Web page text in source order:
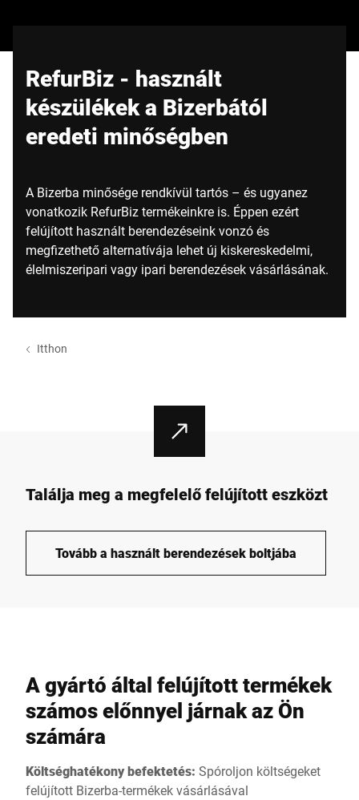
RefurBiz - használt
készülékek a Bizerbától
eredeti minőségben
A Bizerba minősége rendkívül tartós – és ugyanez
vonatkozik RefurBiz termékeinkre is. Éppen ezért
felújított használt berendezéseink vonzó és
megfizethető alternatívája lehet új kiskereskedelmi,
élelmiszeripari vagy ipari berendezések vásárlásának.
Itthon
Találja meg a megfelelő felújított eszközt
Tovább a használt berendezések boltjába
A gyártó által felújított termékek
számos előnnyel járnak az Ön
számára
Költséghatékony befektetés: Spóroljon költségeket
felújított Bizerba-termékek vásárlásával